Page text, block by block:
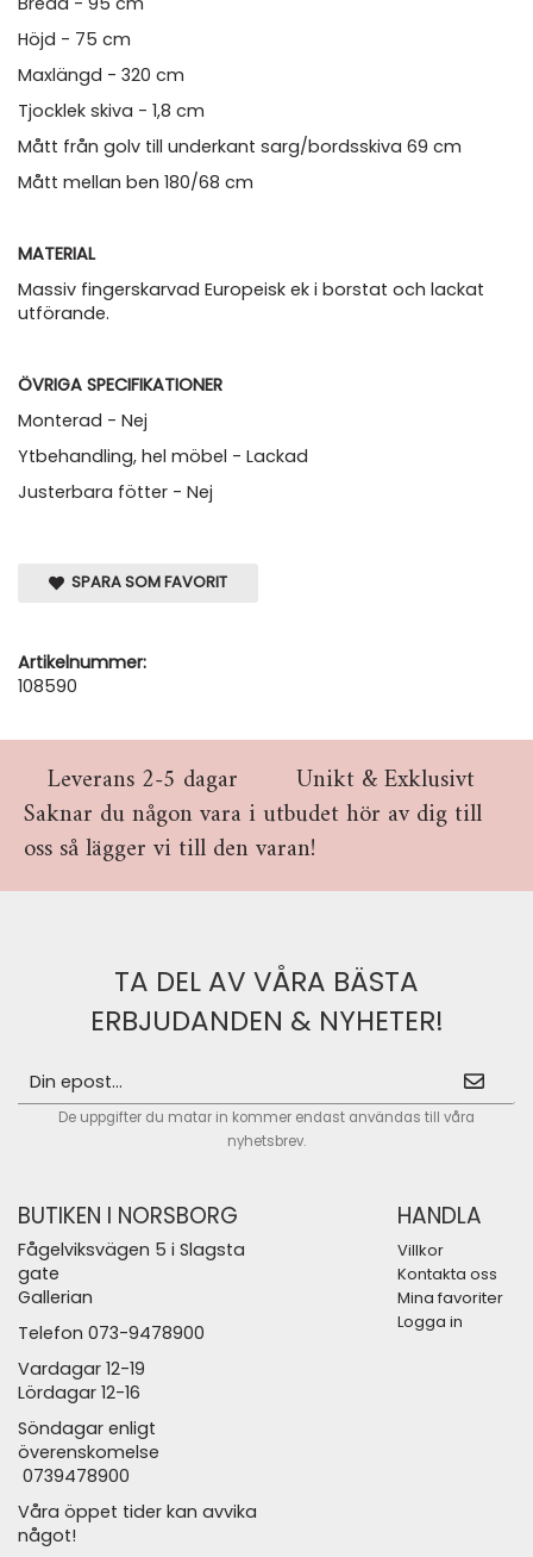
Höjd - 75 cm
Maxlängd - 320 cm
Tjocklek skiva - 1,8 cm
Mått från golv till underkant sarg/bordsskiva 69 cm
Mått mellan ben 180/68 cm
MATERIAL
Massiv fingerskarvad Europeisk ek i borstat och lackat
utförande.
ÖVRIGA SPECIFIKATIONER
Monterad - Nej
Ytbehandling, hel möbel - Lackad
Justerbara fötter - Nej
SPARA SOM FAVORIT
Artikelnummer:
108590
Leverans 2-5 dagar
Unikt & Exklusivt
Saknar du någon vara i utbudet hör av dig till
oss så lägger vi till den varan!
TA DEL AV VÅRA BÄSTA
ERBJUDANDEN & NYHETER!
De uppgifter du matar in kommer endast användas till våra
nyhetsbrev.
BUTIKEN I NORSBORG
Fågelviksvägen 5 i Slagsta
gate
Gallerian
Telefon 073-9478900
Vardagar 12-19
Lördagar 12-16
Söndagar enligt
överenskomelse
0739478900
Våra öppet tider kan avvika
något!
HANDLA
Villkor
Kontakta oss
Mina favoriter
Logga in